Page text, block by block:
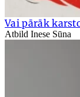
Vai pārāk
Atbild Inese Sūna